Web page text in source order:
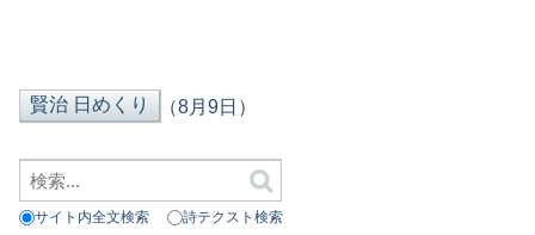
（8月9日）
サイト内全文検索 詩テクスト検索